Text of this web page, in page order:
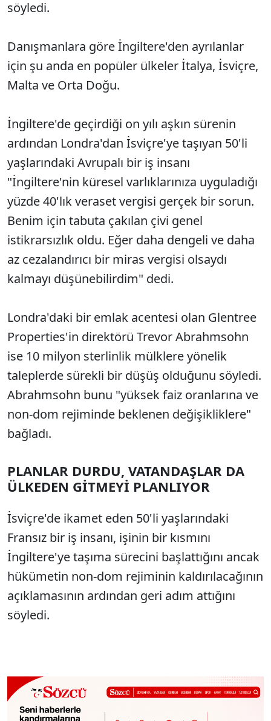
söyledi.
Danışmanlara göre İngiltere'den ayrılanlar
için şu anda en popüler ülkeler İtalya, İsviçre,
Malta ve Orta Doğu.
İngiltere'de geçirdiği on yılı aşkın sürenin
ardından Londra'dan İsviçre'ye taşıyan 50'li
yaşlarındaki Avrupalı bir iş insanı
"İngiltere'nin küresel varlıklarınıza uyguladığı
yüzde 40'lık veraset vergisi gerçek bir sorun.
Benim için tabuta çakılan çivi genel
istikrarsızlık oldu. Eğer daha dengeli ve daha
az cezalandırıcı bir miras vergisi olsaydı
kalmayı düşünebilirdim" dedi.
Londra'daki bir emlak acentesi olan Glentree
Properties'in direktörü Trevor Abrahmsohn
ise 10 milyon sterlinlik mülklere yönelik
taleplerde sürekli bir düşüş olduğunu söyledi.
Abrahmsohn bunu "yüksek faiz oranlarına ve
non-dom rejiminde beklenen değişikliklere"
bağladı.
PLANLAR DURDU, VATANDAŞLAR DA
ÜLKEDEN GİTMEYİ PLANLIYOR
İsviçre'de ikamet eden 50'li yaşlarındaki
Fransız bir iş insanı, işinin bir kısmını
İngiltere'ye taşıma sürecini başlattığını ancak
hükümetin non-dom rejiminin kaldırılacağının
açıklamasının ardından geri adım attığını
söyledi.